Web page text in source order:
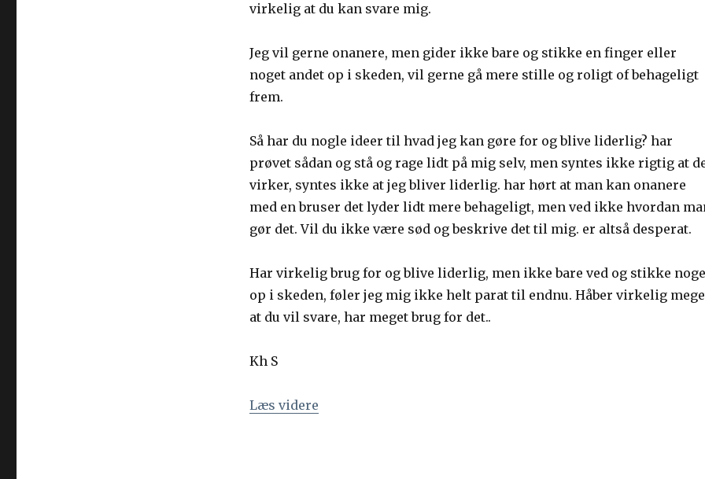
virkelig at du kan svare mig.
Jeg vil gerne onanere, men gider ikke bare og stikke en finger eller
noget andet op i skeden, vil gerne gå mere stille og roligt of behageligt
frem.
Så har du nogle ideer til hvad jeg kan gøre for og blive liderlig? har
prøvet sådan og stå og rage lidt på mig selv, men syntes ikke rigtig at
virker, syntes ikke at jeg bliver liderlig. har hørt at man kan onanere
med en bruser det lyder lidt mere behageligt, men ved ikke hvordan
gør det. Vil du ikke være sød og beskrive det til mig. er altså desperat.
Har virkelig brug for og blive liderlig, men ikke bare ved og stikke
op i skeden, føler jeg mig ikke helt parat til endnu. Håber virkelig
at du vil svare, har meget brug for det..
Kh S
Læs videre